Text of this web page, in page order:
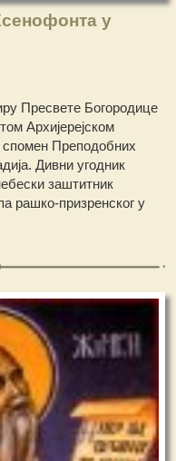
у
Пресвете Богородице
Архијерејском
спомен Преподобних
Дивни угодник
заштитник
рашко-призренског у